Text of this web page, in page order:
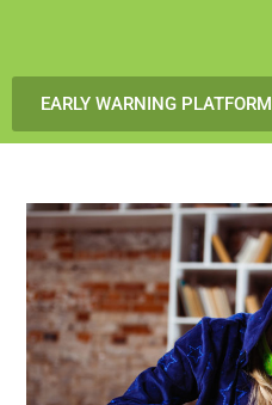
EARLY WARNING PLATFORM